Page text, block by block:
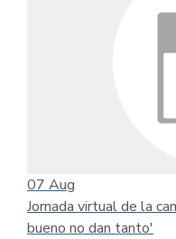
07 Aug
Jornada virtual de la
bueno no dan tanto'